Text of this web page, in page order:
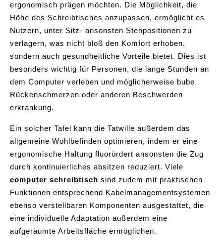
ergonomisch prägen möchten. Die Möglichkeit, die
Höhe des Schreibtisches anzupassen, ermöglicht es
Nutzern, unter Sitz- ansonsten Stehpositionen zu
verlagern, was nicht bloß den Komfort erhoben,
sondern auch gesundheitliche Vorteile bietet. Dies ist
besonders wichtig für Personen, die lange Stunden an
dem Computer verleben und möglicherweise bube
Rückenschmerzen oder anderen Beschwerden
erkrankung.
Ein solcher Tafel kann die Tatwille außerdem das
allgemeine Wohlbefinden optimieren, indem er eine
ergonomische Haltung fluorördert ansonsten die Zug
durch kontinuierliches absitzen reduziert. Viele
computer schreibtisch sind zudem mit praktischen
Funktionen entsprechend Kabelmanagementsystemen
ebenso verstellbaren Komponenten ausgestattet, die
eine individuelle Adaptation außerdem eine
aufgeräumte Arbeitsfläche ermöglichen.